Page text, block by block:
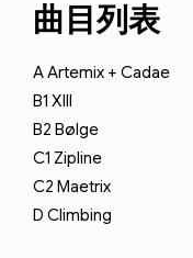
曲目列表
AArtemix + Cadae
B1 XIII
B2 Bølge
C1 Zipline
C2 Maetrix
D Climbing